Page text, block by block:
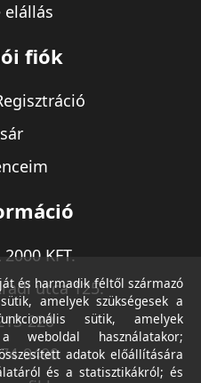
elállás
fiók
KFT.
utca 125.
220
9490
és harmadik féltől származó
amelyek szükségesek a
sütik, amelyek
weboldal használatakor;
adatok előállítására
és a statisztikákról; és